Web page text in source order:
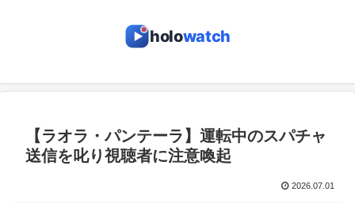
holowatch
【ラオラ・パンテーラ】運転中のスパチャ
送信を叱り視聴者に注意喚起
2026.07.01